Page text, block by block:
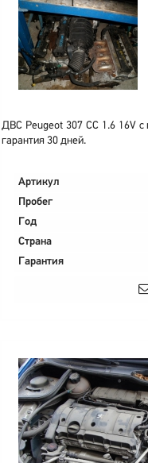
ДВС Peugeot 307 CC 1.6 16V
гарантия 30 дней.
Артикул
Пробег
Год
Страна
Гарантия